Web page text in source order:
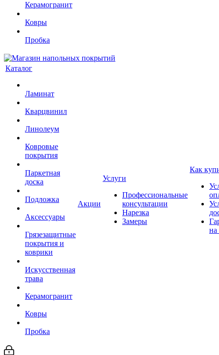
Керамогранит
Ковры
Пробка
Каталог
Ламинат
Кварцвинил
Линолеум
Ковровые
покрытия
Паркетная
доска
Подложка
Аксессуары
Грязезащитные
покрытия и
коврики
Искусственная
трава
Керамогранит
Ковры
Пробка
Акции
Услуги
Профессиональные
консультации
Нарезка
Замеры
Как
на